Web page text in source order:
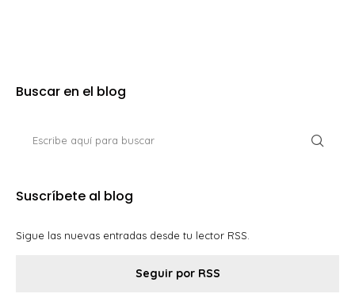
Buscar en el blog
Suscríbete al blog
Sigue las nuevas entradas desde tu lector RSS.
Seguir por RSS